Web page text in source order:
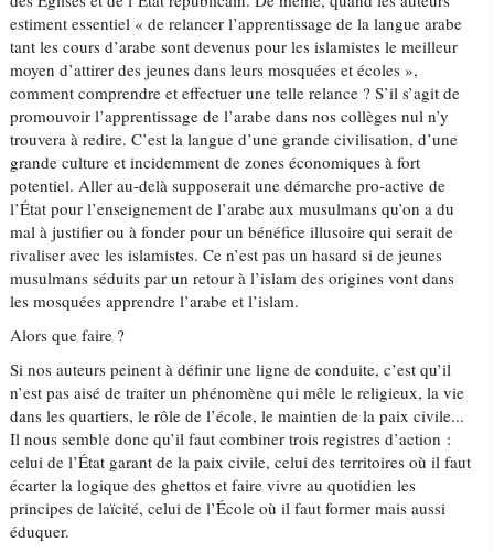
estiment essentiel « de relancer l’apprentissage de la langue arabe
tant les cours d’arabe sont devenus pour les islamistes le meilleur
moyen d’attirer des jeunes dans leurs mosquées et écoles »,
comment comprendre et effectuer une telle relance ? S’il s’agit de
promouvoir l’apprentissage de l’arabe dans nos collèges nul n’y
trouvera à redire. C’est la langue d’une grande civilisation, d’une
grande culture et incidemment de zones économiques à fort
potentiel. Aller au-delà supposerait une démarche pro-active de
l’État pour l’enseignement de l’arabe aux musulmans qu’on a du
mal à justifier ou à fonder pour un bénéfice illusoire qui serait de
rivaliser avec les islamistes. Ce n’est pas un hasard si de jeunes
musulmans séduits par un retour à l’islam des origines vont dans
les mosquées apprendre l’arabe et l’islam.
Alors que faire ?
Si nos auteurs peinent à définir une ligne de conduite, c’est qu’il
n’est pas aisé de traiter un phénomène qui mêle le religieux, la vie
dans les quartiers, le rôle de l’école, le maintien de la paix civile...
Il nous semble donc qu’il faut combiner trois registres d’action :
celui de l’État garant de la paix civile, celui des territoires où il faut
écarter la logique des ghettos et faire vivre au quotidien les
principes de laïcité, celui de l’École où il faut former mais aussi
éduquer.